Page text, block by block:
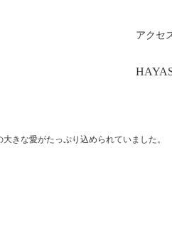
アクセ
きな愛がたっぷり込められていました。